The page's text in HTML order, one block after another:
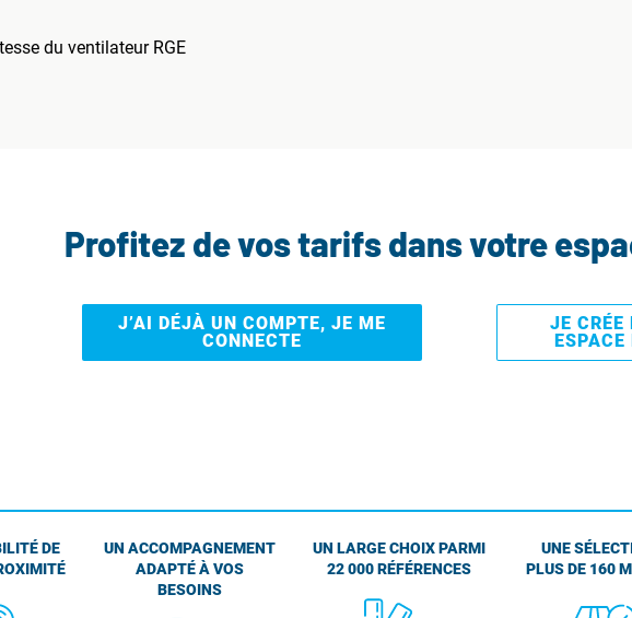
du ventilateur RGE
Profitez de vos tarifs dans votre
J’AI DÉJÀ UN COMPTE, JE ME
CONNECTE
JE CRÉE
ESPACE
DE
UN ACCOMPAGNEMENT
ADAPTÉ À VOS
BESOINS
UN LARGE CHOIX PARMI
22 000 RÉFÉRENCES
UNE
PLUS DE 160